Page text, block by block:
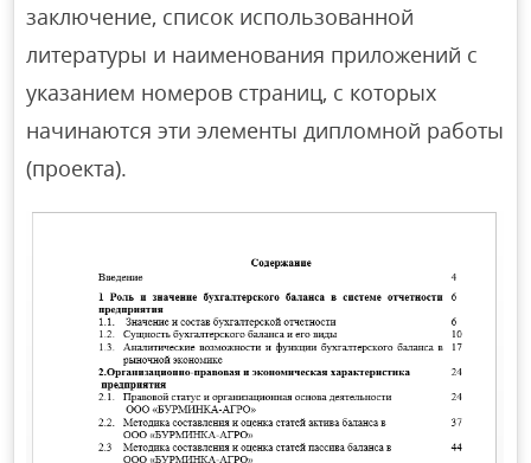
заключение, список использованной
литературы и наименования приложений с
указанием номеров страниц, с которых
начинаются эти элементы дипломной работы
(проекта).